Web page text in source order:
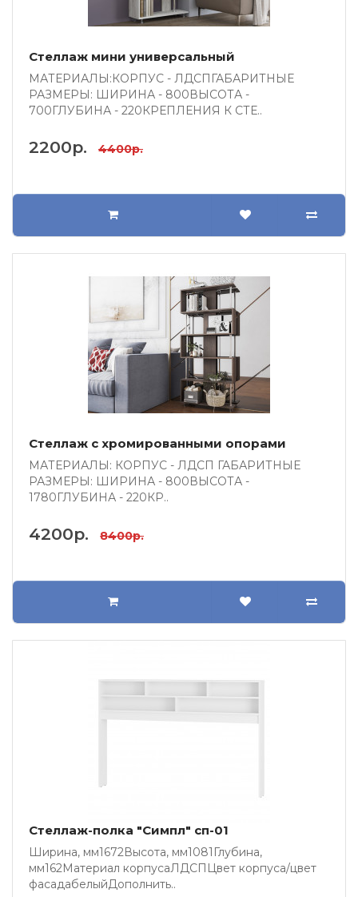
Стеллаж мини универсальный
МАТЕРИАЛЫ:КОРПУС - ЛДСПГАБАРИТНЫЕ
РАЗМЕРЫ: ШИРИНА - 800ВЫСОТА -
700ГЛУБИНА - 220КРЕПЛЕНИЯ К СТЕ..
2200р. 4400р.
Стеллаж с хромированными опорами
МАТЕРИАЛЫ: КОРПУС - ЛДСП ГАБАРИТНЫЕ
РАЗМЕРЫ: ШИРИНА - 800ВЫСОТА -
1780ГЛУБИНА - 220КР..
4200р. 8400р.
Стеллаж-полка "Симпл" сп-01
Ширина, мм1672Высота, мм1081Глубина,
мм162Материал корпусаЛДСПЦвет корпуса/цвет
фасадабелыйДополнить..